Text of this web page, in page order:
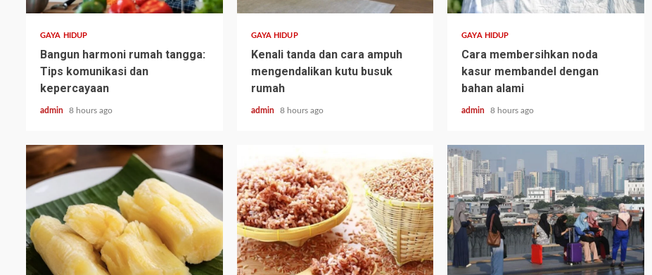
GAYA HIDUP
Bangun harmoni rumah tangga:
Tips komunikasi dan
kepercayaan
admin 8 hours ago
GAYA HIDUP
Kenali tanda dan cara ampuh
mengendalikan kutu busuk
rumah
admin 8 hours ago
GAYA HIDUP
Cara membersihkan noda
kasur membandel dengan
bahan alami
admin 8 hours ago